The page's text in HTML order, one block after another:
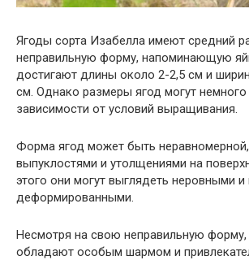
Ягоды сорта Изабелла имеют средний
неправильную форму, напоминающую
достигают длины около 2-2,5 см и
см. Однако размеры ягод могут немного
зависимости от условий выращивания.
Форма ягод может быть
выпуклостями и утолщениями на
этого они могут выглядеть неровными и
деформированными.
Несмотря на свою неправильную
обладают особым шармом и